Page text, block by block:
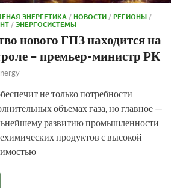
ЭНЕРГЕТИКА /НОВОСТИ /РЕГИОНЫ /
/ЭНЕРГОСИСТЕМЫ
нового ГПЗ находится на
– премьер-министр РК
не только потребности
объемах газа, но главное —
развитию промышленности
продуктов с высокой